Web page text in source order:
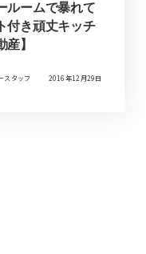
ルームで暴れて
付き頑丈キッチ
】
スタッフ 2016年12月29日